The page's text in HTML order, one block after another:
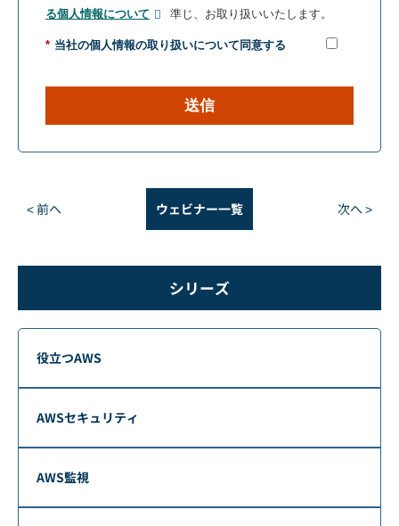
る個人情報について 準じ、お取り扱いいたします。
* 当社の個人情報の取り扱いについて同意する
送信
< 前へ ウェビナー一覧 次へ >
シリーズ
役立つAWS
AWSセキュリティ
AWS監視